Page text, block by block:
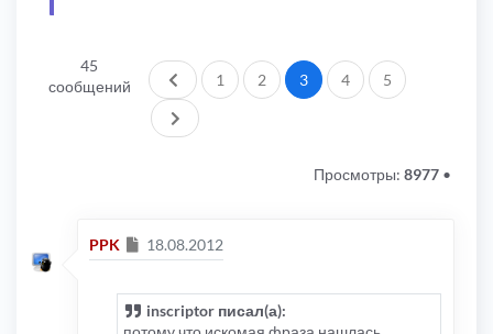
45
сообщений
Пред.
1 2 3 4
5
След.
Просмотры: 8977 •
PPK Сообщение
18.08.2012
inscriptor писал(а):